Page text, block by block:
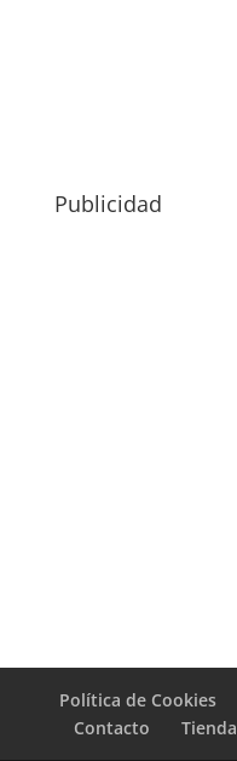
Publicidad
Política de Cookies
Contacto
Tienda